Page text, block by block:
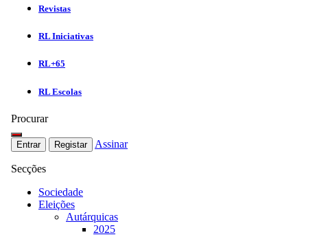
Revistas
RL Iniciativas
RL+65
RL Escolas
Procurar
Entrar Registar Assinar
Secções
Sociedade
Eleições
Autárquicas
2025